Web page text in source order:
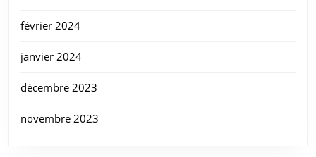
février 2024
janvier 2024
décembre 2023
novembre 2023